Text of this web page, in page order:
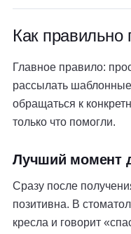
Как правильно
Главное правило:
рассылать
обращаться к
только что помогли.
Лучший момент
Сразу после
позитивна. В
кресла и говорит